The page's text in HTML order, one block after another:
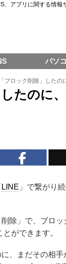
アプリに関する情報
ブロック削除」したの
たのに
LINE 」で繋がり
除」で、ブロ
ができます。
、まだその相
パソ